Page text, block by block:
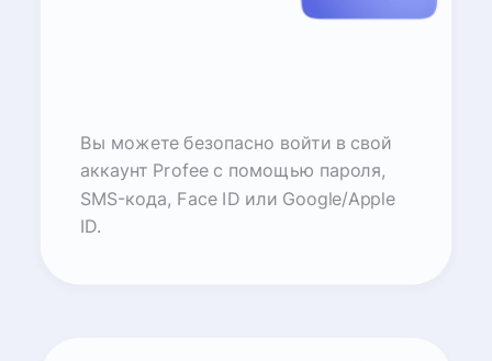
Вы можете безопасно войти в свой
аккаунт Profee с помощью пароля,
SMS-кода, Face ID или Google/Apple
ID.